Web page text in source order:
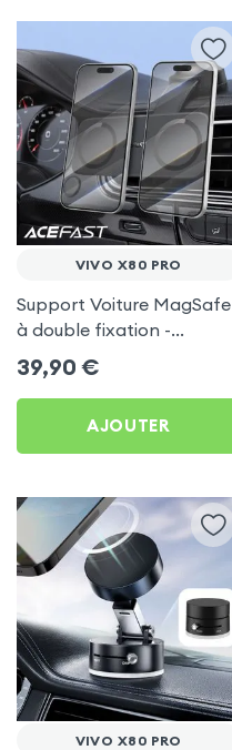
VIVO X80 PRO
Support Voiture MagSafe
à double fixation -
Acefast pour Vivo X80
Pro
39,90 €
AJOUTER
VIVO X80 PRO